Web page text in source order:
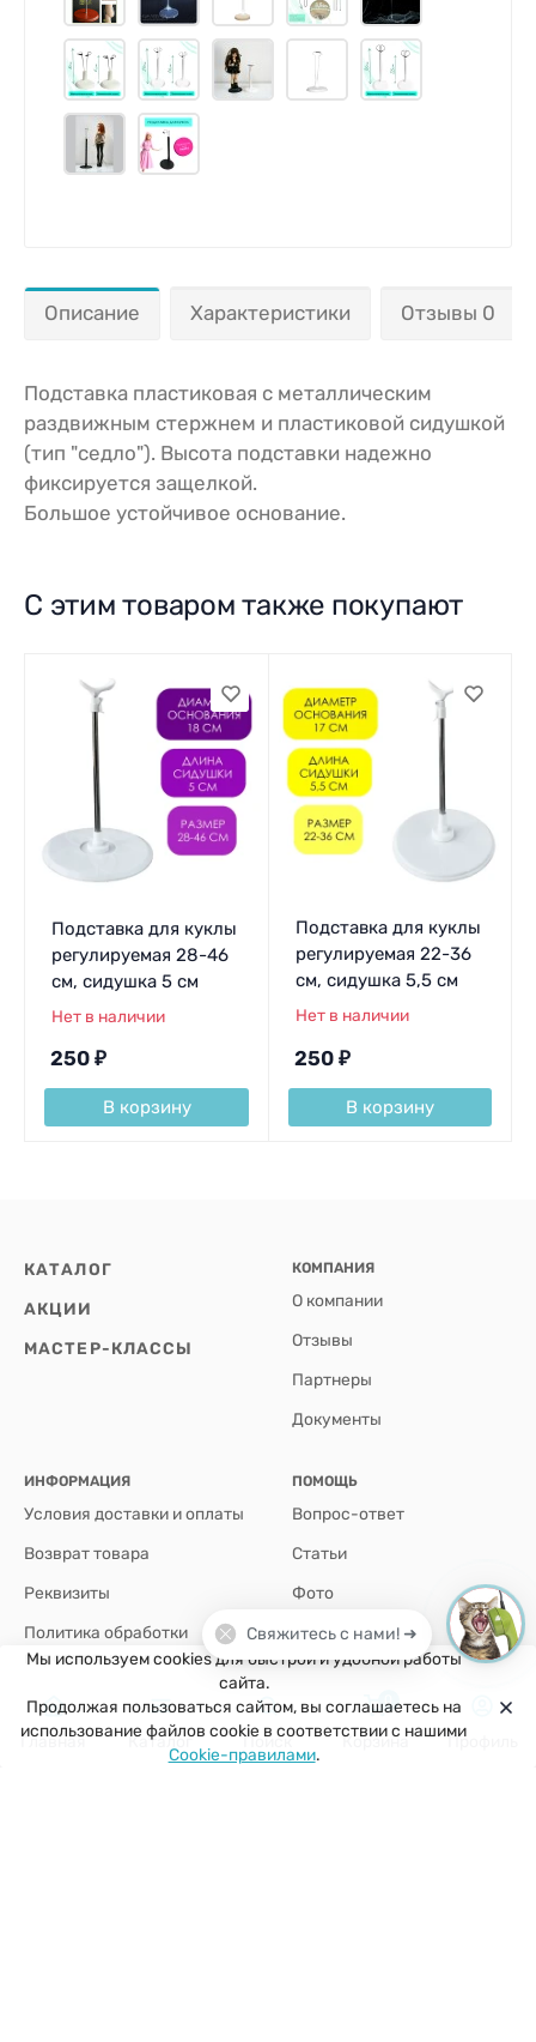
Описание Характеристики Отзывы 0
Подставка пластиковая с металлическим
раздвижным стержнем и пластиковой сидушкой
(тип "седло"). Высота подставки надежно
фиксируется защелкой.
Большое устойчивое основание.
С этим товаром также покупают
Подставка для куклы
регулируемая 28-46
см, сидушка 5 см
Нет в наличии
250 ₽
В корзину
Подставка для куклы
регулируемая 22-36
см, сидушка 5,5 см
Нет в наличии
250 ₽
В корзину
КАТАЛОГ
АКЦИИ
МАСТЕР-КЛАССЫ
КОМПАНИЯ
О компании
Отзывы
Партнеры
Документы
ИНФОРМАЦИЯ
Условия доставки и оплаты
Возврат товара
Реквизиты
Политика обработки
персональных данных
ПОМОЩЬ
Вопрос-ответ
Статьи
Фото
+7(926)907-64-35
Мы используем cookies для быстрой и удобной работы
сайта.
Продолжая пользоваться сайтом, вы соглашаетесь на
использование файлов cookie в соответствии с нашими
Cookie-правилами.
Главная Каталог Поиск
0
Корзина Профиль
Свяжитесь с нами! ➜